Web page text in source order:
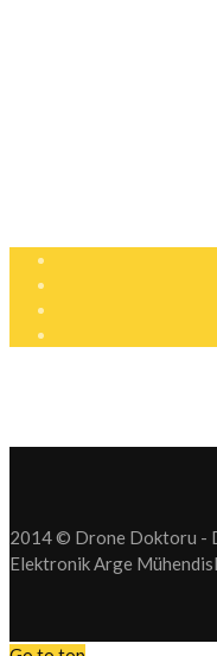
2014 © Drone Doktoru -
Elektronik Arge